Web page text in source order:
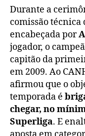
Durante a
comissão técnica
encabeçada por
jogador, o
capitão da
em 2009. Ao
afirmou que o
temporada é
chegar, no
Superliga. E